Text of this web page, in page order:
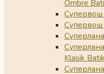
Ombre
Супервош
Супервош
Klasik Batik